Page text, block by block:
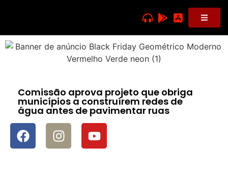
Comissão aprova projeto que obriga
municípios a construírem redes de
água antes de pavimentar ruas